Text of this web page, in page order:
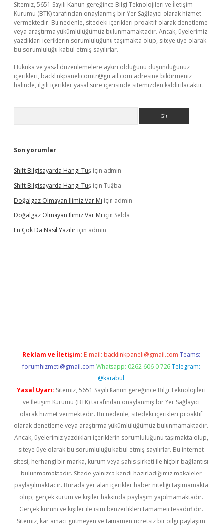
Sitemiz, 5651 Sayılı Kanun gereğince Bilgi Teknolojileri ve İletişim
Kurumu (BTK) tarafından onaylanmış bir Yer Sağlayıcı olarak hizmet
vermektedir. Bu nedenle, sitedeki içerikleri proaktif olarak denetleme
veya araştırma yükümlülüğümüz bulunmamaktadır. Ancak, üyelerimiz
yazdıkları içeriklerin sorumluluğunu taşımakta olup, siteye üye olarak
bu sorumluluğu kabul etmiş sayılırlar.
Hukuka ve yasal düzenlemelere aykırı olduğunu düşündüğünüz
içerikleri, backlinkpanelicomtr@gmail.com adresine bildirmeniz
halinde, ilgili içerikler yasal süre içerisinde sitemizden kaldırılacaktır.
Son yorumlar
Shift Bilgisayarda Hangi Tuş için admin
Shift Bilgisayarda Hangi Tuş için Tuğba
Doğalgaz Olmayan Ilimiz Var Mı için admin
Doğalgaz Olmayan Ilimiz Var Mı için Selda
En Çok Da Nasıl Yazılır için admin
Reklam ve İletişim: E-mail: backlinkpaneli@gmail.com Teams:
forumhizmeti@gmail.com Whatsapp: 0262 606 0 726 Telegram:
@karabul
Yasal Uyarı: Sitemiz, 5651 Sayılı Kanun gereğince Bilgi Teknolojileri
ve İletişim Kurumu (BTK) tarafından onaylanmış bir Yer Sağlayıcı
olarak hizmet vermektedir. Bu nedenle, sitedeki içerikleri proaktif
olarak denetleme veya araştırma yükümlülüğümüz bulunmamaktadır.
Ancak, üyelerimiz yazdıkları içeriklerin sorumluluğunu taşımakta olup,
siteye üye olarak bu sorumluluğu kabul etmiş sayılırlar. Bu internet
sitesi, herhangi bir marka, kurum veya şahıs şirketi ile hiçbir bağlantısı
bulunmamaktadır. Sitede yalnızca kendi hazırladığımız makaleler
paylaşılmaktadır. Burada yer alan içerikler haber niteliği taşımamakta
olup, gerçek kurum ve kişiler hakkında paylaşım yapılmamaktadır.
Gerçek kurum ve kişiler ile isim benzerlikleri tamamen tesadüfidir.
Sitemiz, kar amacı gütmeyen ve tamamen ücretsiz bir bilgi paylaşım